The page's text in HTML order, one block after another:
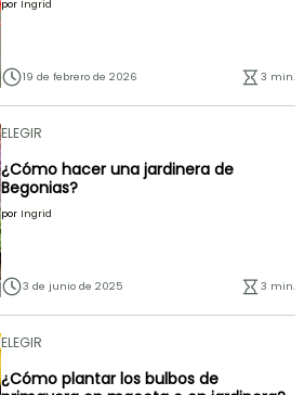
por Ingrid
19 de febrero de 2026 3 min.
ELEGIR
¿Cómo hacer una jardinera de
Begonias?
por Ingrid
3 de junio de 2025 3 min.
ELEGIR
¿Cómo plantar los bulbos de